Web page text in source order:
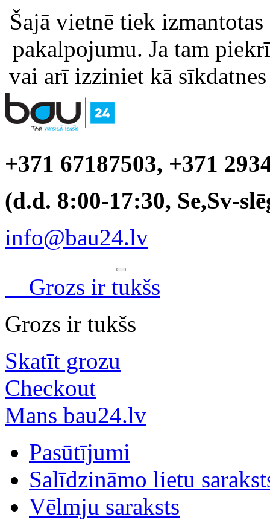
Šajā vietnē tiek
pakalpojumu. Ja tam
vai arī izziniet kā
+371 67187503, +371
(d.d. 8:00-17:30, Se,Sv-
info@bau24.lv
Grozs ir tukšs
Grozs ir tukšs
Skatīt grozu
Checkout
Mans bau24.lv
Pasūtījumi
Salīdzināmo lietu
Vēlmju saraksts